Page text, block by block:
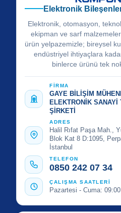
Elektronik
Elektronik, otomasyon,
ekipman ve sarf
ürün yelpazemizle; bireysel
endüstriyel ihtiyaçlara
binlerce ürünü tek
FİRMA
GAYE BİLİŞİM
ELEKTRONİK
ŞİRKETİ
ADRES
Halil Rıfat Paşa Mah.,
Blok Kat 8 D:1095,
İstanbul
TELEFON
0850 242 07 34
ÇALIŞMA SAATLERİ
Pazartesi - Cuma: